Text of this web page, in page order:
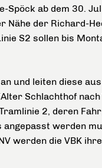
ab dem 30.
Nähe der Richard-
S2 sollen bis
an und leiten diese
Schlachthof
2, deren
werden
werden die VBK